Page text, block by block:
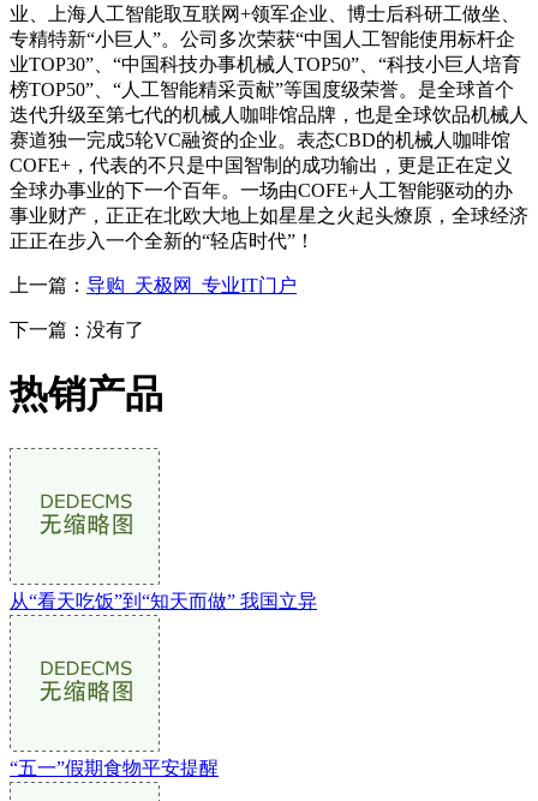
业、上海人工智能取互联网+领军企业、博士后科研工做坐、
专精特新“小巨人”。公司多次荣获“中国人工智能使用标杆企
业TOP30”、“中国科技办事机械人TOP50”、“科技小巨人培育
榜TOP50”、“人工智能精采贡献”等国度级荣誉。是全球首个
迭代升级至第七代的机械人咖啡馆品牌，也是全球饮品机械人
赛道独一完成5轮VC融资的企业。表态CBD的机械人咖啡馆
COFE+，代表的不只是中国智制的成功输出，更是正在定义
全球办事业的下一个百年。一场由COFE+人工智能驱动的办
事业财产，正正在北欧大地上如星星之火起头燎原，全球经济
正正在步入一个全新的“轻店时代”！
上一篇： 导购_天极网_专业IT门户
下一篇：没有了
热销产品
从“看天吃饭”到“知天而做” 我国立异
“五一”假期食物平安提醒